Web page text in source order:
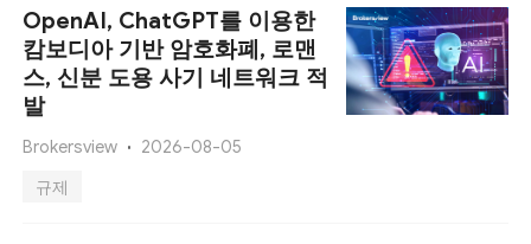
OpenAI, ChatGPT를 이용한
캄보디아 기반 암호화폐, 로맨
스, 신분 도용 사기 네트워크 적
발
Brokersview
2026-08-05
규제